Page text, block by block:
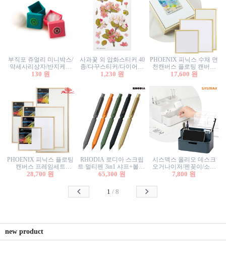
부직포 쥬얼리 미니박스/
악세사리상자/반지케이
스/반지상자/귀걸이상자/
130 원
사과꽃 외 압화스티커 40
종/다꾸스티커/다이어리
꾸미기/꽃스티커/자연물
1,230 원
PHOENIX 피닉스 수채 면
천캔버스 플로팅 캔버스
프레임세트 30x30cm/액자
17,600 원
PHOENIX 피닉스 플로팅
캔버스 프레임세트
50x50cm/액자캔버스/인테
28,700 원
RHODIA 로디아 스크립
트 멀티펜 3in1 샤프+볼펜/
무광택 알루미늄 육각배
65,300 원
시스맥스 올리오 데스크
오거나이저/펜꽂이/소품
꽂이/소품함/정리함/수납
7,800 원
1 / 8
new product